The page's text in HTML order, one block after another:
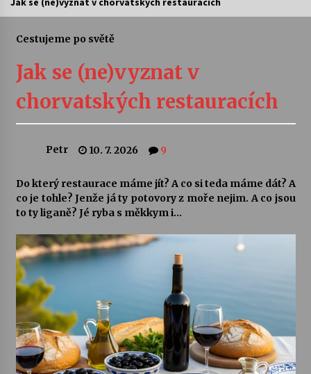
Sukuba Ensemble
Vernisáž výstavy Josefíny Duškové: Stávám se
kapkou
30. 7. 2026
Veselí muzikanti
Pozvánka na integrační festival Quijotova
28. 7. 2026
Letní koncerty ve Stromovce: Kolchoz a
28. 7. 2026
Votavžatský ploty
23. 7. 2026
Cestujeme po světě
Jak se (ne)vyznat v
chorvatských restauracích
Petr 10. 7. 2026 9
Do který restaurace máme jít? A co si teda máme dát? A
co je tohle? Jenže já ty potovory z moře nejim. A co jsou
to ty liganě? Jé ryba s měkkym i…